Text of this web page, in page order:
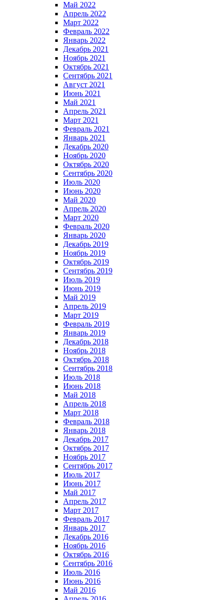
Май 2022
Апрель 2022
Март 2022
Февраль 2022
Январь 2022
Декабрь 2021
Ноябрь 2021
Октябрь 2021
Сентябрь 2021
Август 2021
Июнь 2021
Май 2021
Апрель 2021
Март 2021
Февраль 2021
Январь 2021
Декабрь 2020
Ноябрь 2020
Октябрь 2020
Сентябрь 2020
Июль 2020
Июнь 2020
Май 2020
Апрель 2020
Март 2020
Февраль 2020
Январь 2020
Декабрь 2019
Ноябрь 2019
Октябрь 2019
Сентябрь 2019
Июль 2019
Июнь 2019
Май 2019
Апрель 2019
Март 2019
Февраль 2019
Январь 2019
Декабрь 2018
Ноябрь 2018
Октябрь 2018
Сентябрь 2018
Июль 2018
Июнь 2018
Май 2018
Апрель 2018
Март 2018
Февраль 2018
Январь 2018
Декабрь 2017
Октябрь 2017
Ноябрь 2017
Сентябрь 2017
Июль 2017
Июнь 2017
Май 2017
Апрель 2017
Март 2017
Февраль 2017
Январь 2017
Декабрь 2016
Ноябрь 2016
Октябрь 2016
Сентябрь 2016
Июль 2016
Июнь 2016
Май 2016